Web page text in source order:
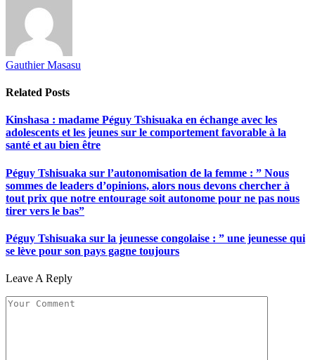
Gauthier Masasu
Related Posts
Kinshasa : madame Péguy Tshisuaka en échange avec les
adolescents et les jeunes sur le comportement favorable à la
santé et au bien être
Péguy Tshisuaka sur l’autonomisation de la femme : ” Nous
sommes de leaders d’opinions, alors nous devons chercher à
tout prix que notre entourage soit autonome pour ne pas nous
tirer vers le bas”
Péguy Tshisuaka sur la jeunesse congolaise : ” une jeunesse qui
se lève pour son pays gagne toujours
Leave A Reply